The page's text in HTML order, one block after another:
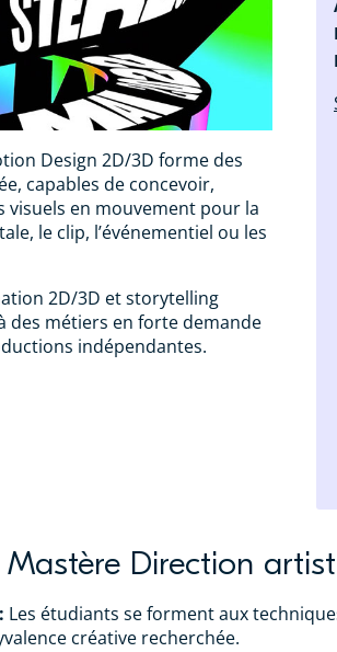
Design 2D/3D forme des
capables de concevoir,
en mouvement pour la
le clip, l’événementiel ou les
2D/3D et storytelling
des métiers en forte demande
indépendantes.
Direction
Les étudiants se forment aux
créative recherchée.